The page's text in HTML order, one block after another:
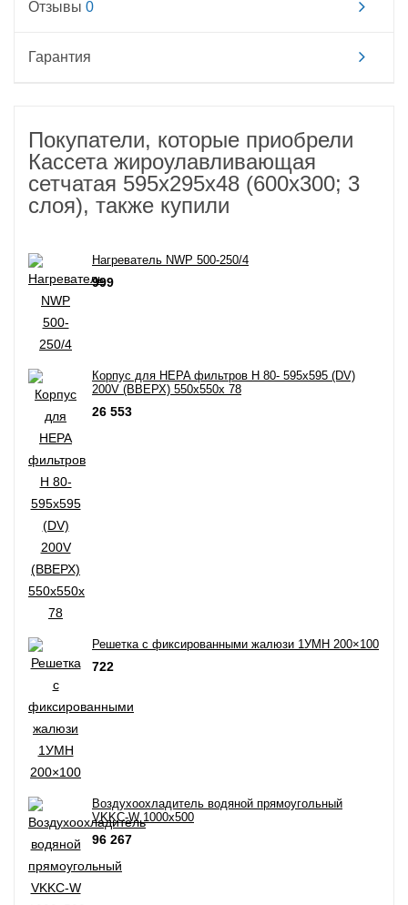
Отзывы 0
Гарантия
Покупатели, которые приобрели
Кассета жироулавливающая
сетчатая 595х295х48 (600х300; 3
слоя), также купили
Нагреватель NWP 500-250/4
999
Корпус для HEPA фильтров H 80- 595х595 (DV)
200V (ВВЕРХ) 550х550х 78
26 553
Решетка с фиксированными жалюзи 1УМН 200×100
722
Воздухоохладитель водяной прямоугольный
VKKC-W 1000х500
96 267